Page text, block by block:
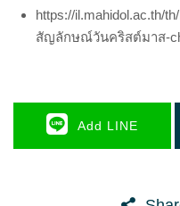
https://il.mahidol.ac.th/
สัญลักษณ์วันคริสต์มาส-
Add LINE